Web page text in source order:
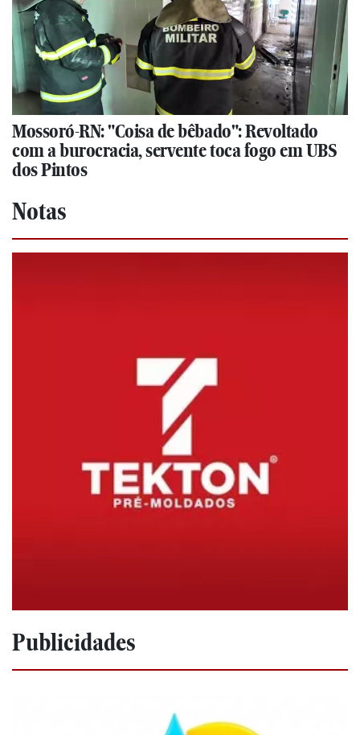
Mossoró-RN: "Coisa de bêbado": Revoltado
com a burocracia, servente toca fogo em UBS
dos Pintos
Notas
Publicidades